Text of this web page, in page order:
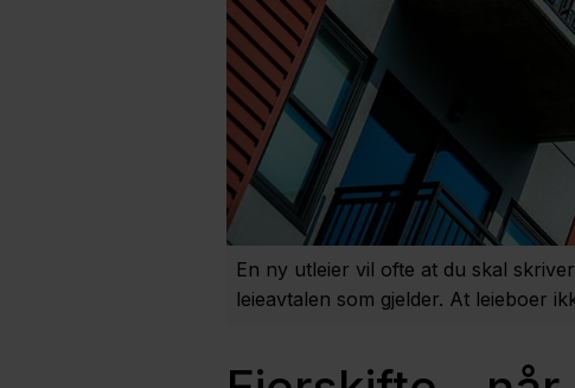
En ny utleier vil ofte at du skal
leieavtalen som gjelder. At leieboer